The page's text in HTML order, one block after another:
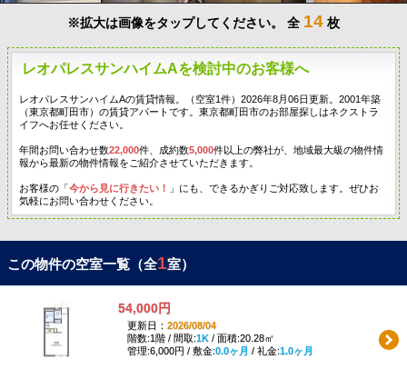
※拡大は画像をタップしてください。 全 14 枚
レオパレスサンハイムAを検討中のお客様へ
レオパレスサンハイムAの賃貸情報。（空室1件）2026年8月06日更新。2001年築
（東京都町田市）の賃貸アパートです。東京都町田市のお部屋探しはネクストラ
イフへお任せください。
年間お問い合わせ数22,000件、成約数5,000件以上の弊社が、地域最大級の物件情
報から最新の物件情報をご紹介させていただきます。
お客様の「今から見に行きたい！
」にも、できるかぎりご対応致します。ぜひお
気軽にお問い合わせください。
この物件の空室一覧（全1室）
54,000円
更新日： 2026/08/04
階数:1階 / 間取:1K/ 面積:20.28㎡
管理:6,000円 / 敷金:0.0ヶ月 / 礼金:1.0ヶ月